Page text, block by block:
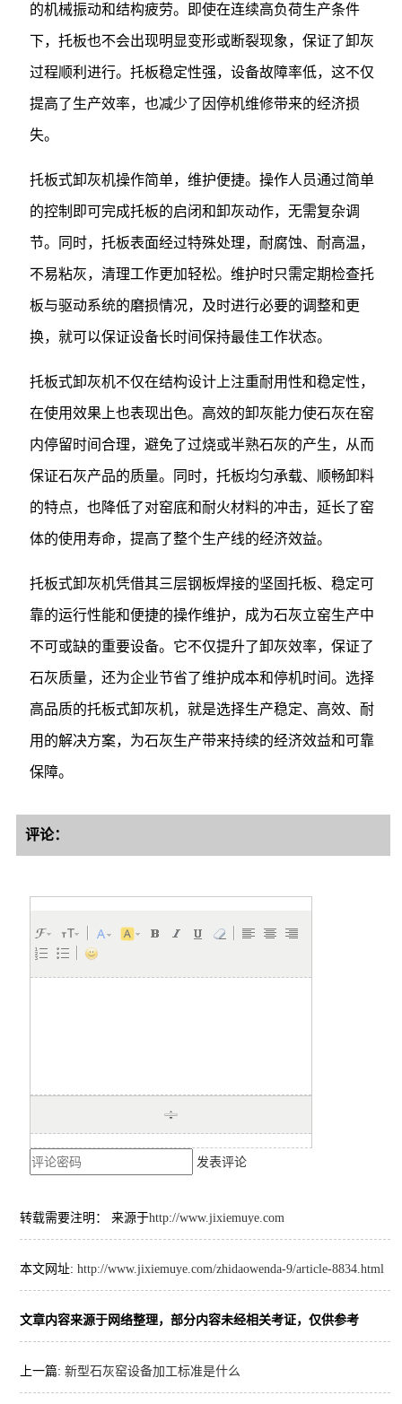
的机械振动和结构疲劳。即使在连续高负荷生产条件
下，托板也不会出现明显变形或断裂现象，保证了卸灰
过程顺利进行。托板稳定性强，设备故障率低，这不仅
提高了生产效率，也减少了因停机维修带来的经济损
失。
托板式卸灰机操作简单，维护便捷。操作人员通过简单
的控制即可完成托板的启闭和卸灰动作，无需复杂调
节。同时，托板表面经过特殊处理，耐腐蚀、耐高温，
不易粘灰，清理工作更加轻松。维护时只需定期检查托
板与驱动系统的磨损情况，及时进行必要的调整和更
换，就可以保证设备长时间保持最佳工作状态。
托板式卸灰机不仅在结构设计上注重耐用性和稳定性，
在使用效果上也表现出色。高效的卸灰能力使石灰在窑
内停留时间合理，避免了过烧或半熟石灰的产生，从而
保证石灰产品的质量。同时，托板均匀承载、顺畅卸料
的特点，也降低了对窑底和耐火材料的冲击，延长了窑
体的使用寿命，提高了整个生产线的经济效益。
托板式卸灰机凭借其三层钢板焊接的坚固托板、稳定可
靠的运行性能和便捷的操作维护，成为石灰立窑生产中
不可或缺的重要设备。它不仅提升了卸灰效率，保证了
石灰质量，还为企业节省了维护成本和停机时间。选择
高品质的托板式卸灰机，就是选择生产稳定、高效、耐
用的解决方案，为石灰生产带来持续的经济效益和可靠
保障。
评论：
发表评论
转载需要注明： 来源于http://www.jixiemuye.com
本文网址: http://www.jixiemuye.com/zhidaowenda-9/article-8834.html
文章内容来源于网络整理，部分内容未经相关考证，仅供参考
上一篇: 新型石灰窑设备加工标准是什么